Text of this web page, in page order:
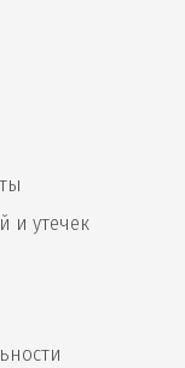
и утечек